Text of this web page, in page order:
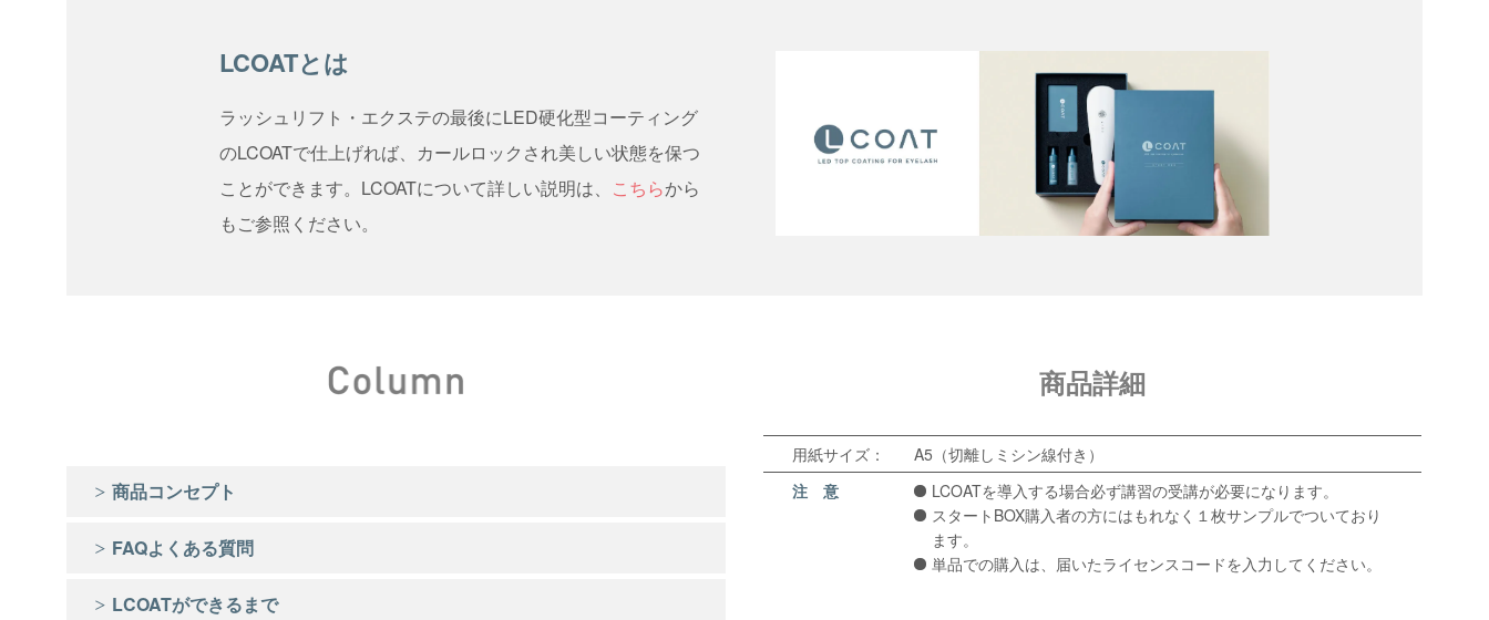
LCOATとは
ラッシュリフト・エクステの最後にLED硬化型コーティング
のLCOATで仕上げれば、カールロックされ美しい状態を保つ
ことができます。LCOATについて詳しい説明は、 こちらから
もご参照ください。
商品コンセプト
FAQよくある質問
LCOATができるまで
商品詳細
用紙サイズ：
A5（切離しミシン線付き）
注 意
LCOATを導入する場合必ず講習の受講が必要になります。
スタートBOX購入者の方にはもれなく１枚サンプルでついており
ます。
単品での購入は、届いたライセンスコードを入力してください。